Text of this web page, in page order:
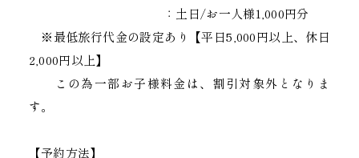
：土日/お一人様1,000円分
※最低旅行代金の設定あり【平日5,000円以上、休日
2,000円以上】
この為一部お子様料金は、割引対象外となりま
す。
【予約方法】